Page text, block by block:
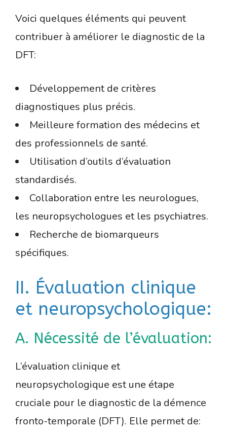
Voici quelques éléments qui peuvent
contribuer à améliorer le diagnostic de la
DFT:
Développement de critères
diagnostiques plus précis.
Meilleure formation des médecins et
des professionnels de santé.
Utilisation d’outils d’évaluation
standardisés.
Collaboration entre les neurologues,
les neuropsychologues et les psychiatres.
Recherche de biomarqueurs
spécifiques.
II. Évaluation clinique
et neuropsychologique:
A. Nécessité de l’évaluation:
L’évaluation clinique et
neuropsychologique est une étape
cruciale pour le diagnostic de la démence
fronto-temporale (DFT). Elle permet de: